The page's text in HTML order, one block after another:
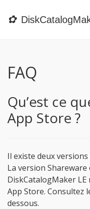
✿
FAQ
Qu’est ce
App Store ?
Il existe deux
La version
DiskCatalogMaker LE
App Store. Consultez
dessous.